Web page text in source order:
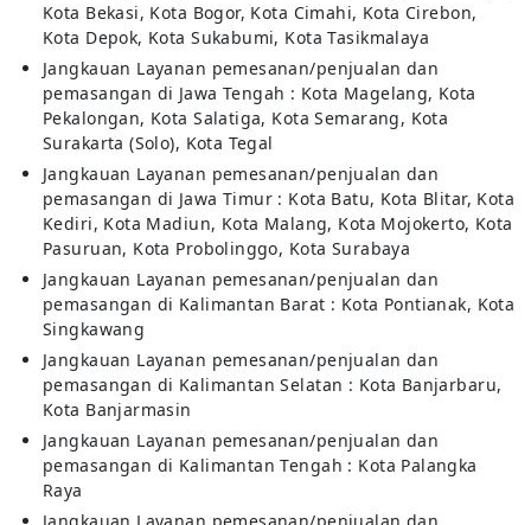
Kota Bekasi, Kota Bogor, Kota Cimahi, Kota Cirebon,
Kota Depok, Kota Sukabumi, Kota Tasikmalaya
Jangkauan Layanan pemesanan/penjualan dan
pemasangan di Jawa Tengah : Kota Magelang, Kota
Pekalongan, Kota Salatiga, Kota Semarang, Kota
Surakarta (Solo), Kota Tegal
Jangkauan Layanan pemesanan/penjualan dan
pemasangan di Jawa Timur : Kota Batu, Kota Blitar, Kota
Kediri, Kota Madiun, Kota Malang, Kota Mojokerto, Kota
Pasuruan, Kota Probolinggo, Kota Surabaya
Jangkauan Layanan pemesanan/penjualan dan
pemasangan di Kalimantan Barat : Kota Pontianak, Kota
Singkawang
Jangkauan Layanan pemesanan/penjualan dan
pemasangan di Kalimantan Selatan : Kota Banjarbaru,
Kota Banjarmasin
Jangkauan Layanan pemesanan/penjualan dan
pemasangan di Kalimantan Tengah : Kota Palangka
Raya